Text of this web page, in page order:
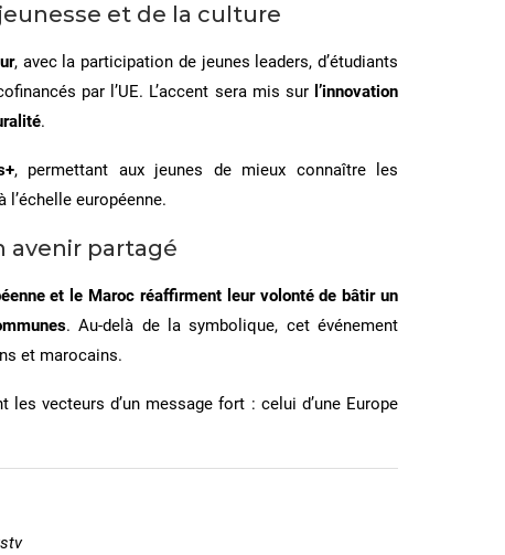
et de la culture
, avec la participation de jeunes leaders, d’étudiants
par l’UE. L’accent sera mis sur l’innovation
.
, permettant aux jeunes de mieux connaître les
européenne.
avenir partagé
et le Maroc réaffirment leur volonté de bâtir un
. Au-delà de la symbolique, cet événement
et marocains.
les vecteurs d’un message fort : celui d’une Europe